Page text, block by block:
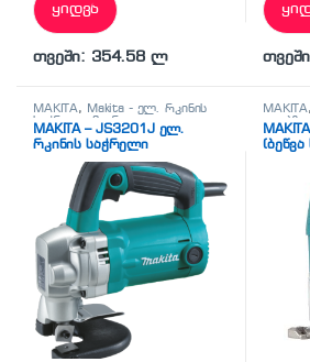
ყიდვა
თვეში: 354.58 ლ
MAKITA, Makita - ელ. რკინის
საჭრელი მაკრატელი
მეტალის საჭრელი მაკრატლები
MAKITA – JS3201J ელ.
რკინის საჭრელი
მაკრატელი
MAKITA,
(ბეწვა